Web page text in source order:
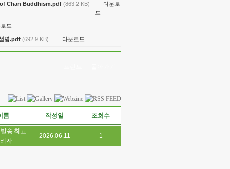
Chan Buddhism.pdf (863.2 KB) 다운로
드
드
명.pdf (692.9 KB) 다운로드
름 작성일 조회수
최고
자
2026.06.11 1